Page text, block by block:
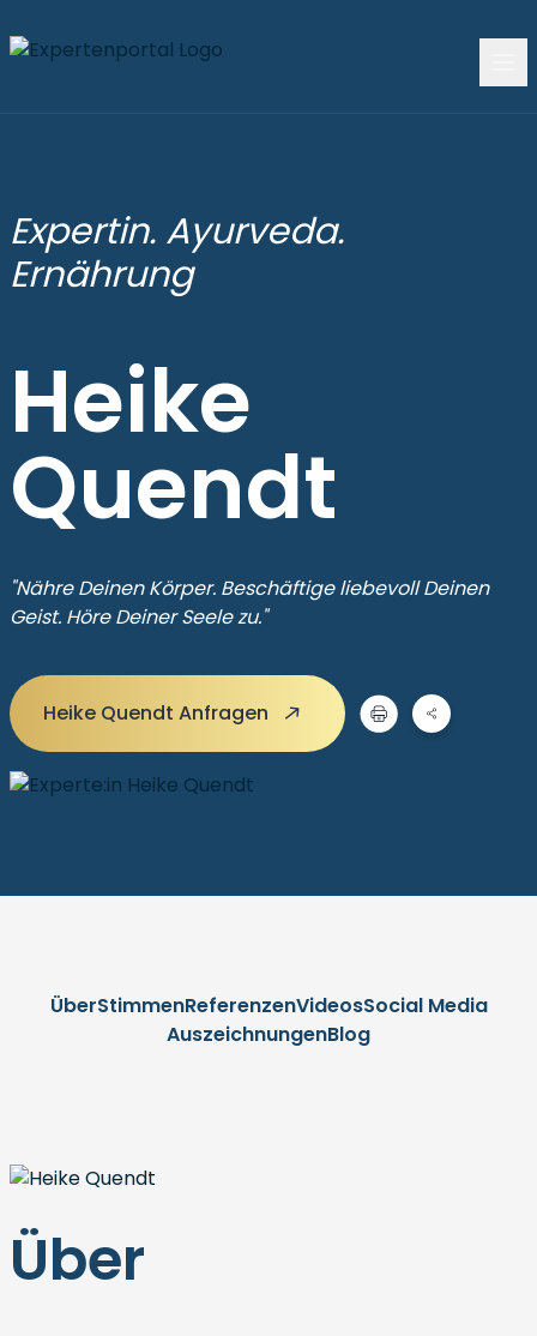
Expertin. Ayurveda.
Ernährung
Heike
Quendt
"Nähre Deinen Körper. Beschäftige liebevoll Deinen
Geist. Höre Deiner Seele zu."
Heike Quendt Anfragen
ÜberStimmenReferenzenVideosSocial Media
AuszeichnungenBlog
Über